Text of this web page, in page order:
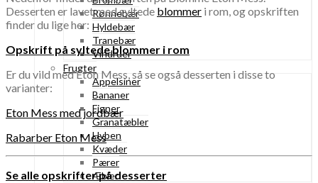
Rønnebær
Hyldebær
Tranebær
Vindruer
Frugter
Appelsiner
Bananer
Figner
Granatæbler
Hyben
Kvæder
Pærer
Æbler
Desserten er lavet med syltede blommer i rom, og opskriften
finder du lige her:
Opskrift på syltede blommer i rom
Er du vild med Eton Mess, så se også desserten i disse to
varianter:
Eton Mess med jordbær
Rabarber Eton Mess
Se alle opskrifter på desserter